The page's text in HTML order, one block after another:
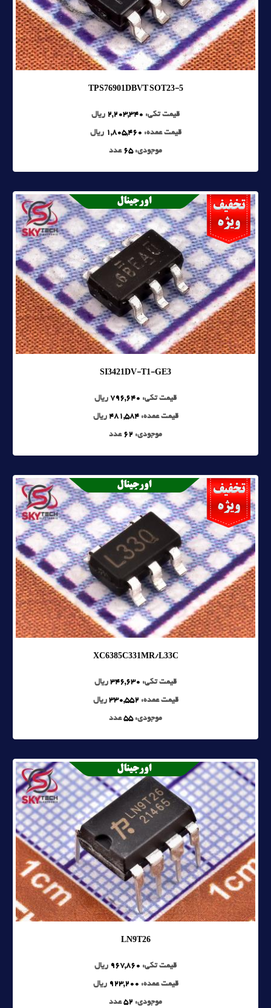
TPS76901DBVT SOT23-5
قیمت تکی: 2,203,340 ریال
قیمت عمده: 1,805,460 ریال
موجودی:65 عدد
SI3421DV-T1-GE3
قیمت تکی: 796,640 ریال
قیمت عمده:481,584 ریال
موجودی: 62 عدد
XC6385C331MR/L33C
قیمت تکی: 346,630 ریال
قیمت عمده: 330,552 ریال
موجودی:55عدد
LN9T26
قیمت تکی: 967,860 ریال
قیمت عمده: 923,200 ریال
موجودی: 52عدد